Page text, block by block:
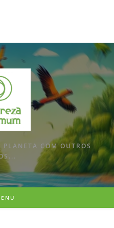
PLANETA COM OUTROS